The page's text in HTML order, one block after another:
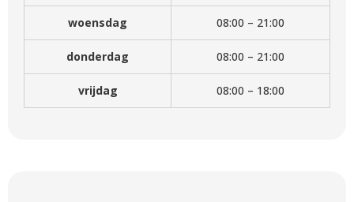
woensdag 08:00 – 21:00
donderdag 08:00 – 21:00
vrijdag 08:00 – 18:00